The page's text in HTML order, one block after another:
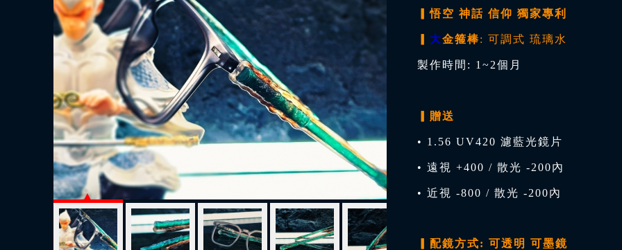
▎悟空 神話 信仰 獨家專利
大金箍棒: 可調式 琉璃水
製作時間: 1~2個月
▎贈送
• 1.56 UV420 濾藍光鏡片
• 遠視 +400 / 散光 -200內
• 近視 -800 / 散光 -200內
▎配鏡方式: 可透明 可墨鏡